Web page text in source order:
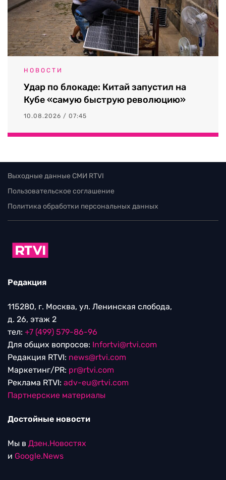
НОВОСТИ
Удар по блокаде: Китай запустил на
Кубе «самую быструю революцию»
10.08.2026 / 07:45
Выходные данные СМИ RTVI
Пользовательское соглашение
Политика обработки персональных данных
Редакция
115280, г. Москва, ул. Ленинская слобода,
д. 26, этаж 2
тел: +7 (499) 579-86-96
Для общих вопросов: Infortvi@rtvi.com
Редакция RTVI: news@rtvi.com
Маркетинг/PR: pr@rtvi.com
Реклама RTVI: adv-eu@rtvi.com
Партнерские материалы
Достойные новости
Мы в Дзен.Новостях
и Google.News